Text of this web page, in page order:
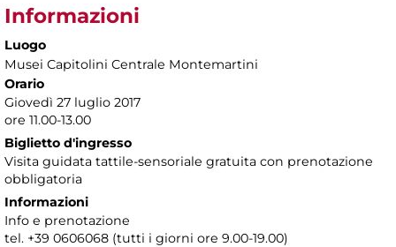
Informazioni
Luogo
Musei Capitolini Centrale Montemartini
Orario
Giovedì 27 luglio 2017
ore 11.00-13.00
Biglietto d'ingresso
Visita guidata tattile-sensoriale gratuita con prenotazione
obbligatoria
Informazioni
Info e prenotazione
tel. +39 0606068 (tutti i giorni ore 9.00-19.00)